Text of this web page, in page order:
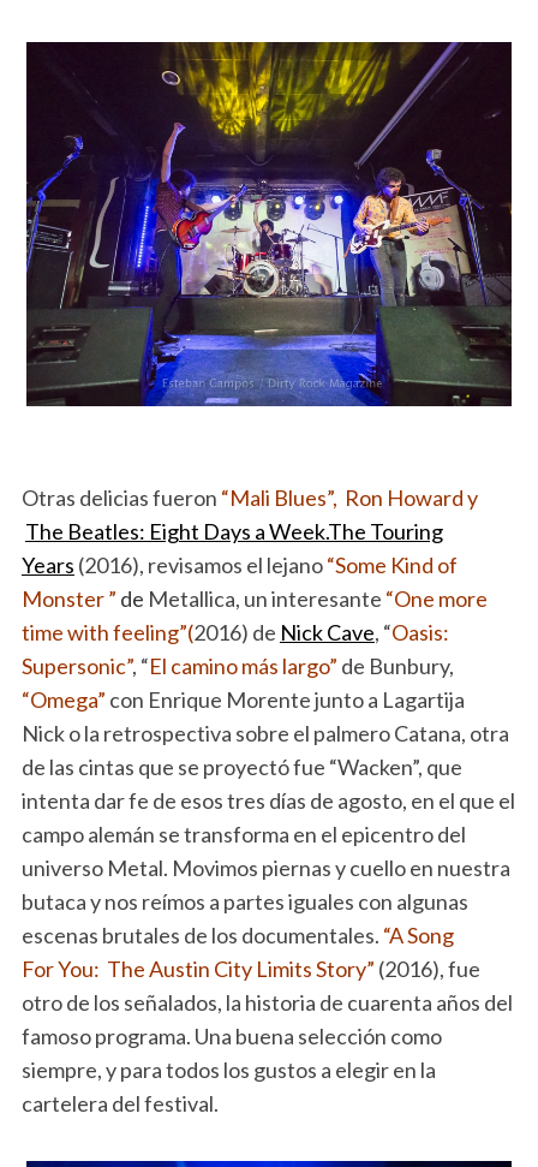
Otras delicias fueron “Mali Blues”, Ron Howard y
The Beatles: Eight Days a Week.The Touring
Years (2016), revisamos el lejano“Some Kind of
Monster ” de Metallica, un interesante “One more
time with feeling”(2016) de Nick Cave, “Oasis:
Supersonic”, “El camino más largo” de Bunbury,
“Omega” con Enrique Morente junto a Lagartija
Nick o la retrospectiva sobre el palmero Catana, otra
de las cintas que se proyectó fue “Wacken”, que
intenta dar fe de esos tres días de agosto, en el que el
campo alemán se transforma en el epicentro del
universo Metal. Movimos piernas y cuello en nuestra
butaca y nos reímos a partes iguales con algunas
escenas brutales de los documentales. “A Song
For You: The Austin City Limits Story” (2016), fue
otro de los señalados, la historia de cuarenta años del
famoso programa. Una buena selección como
siempre, y para todos los gustos a elegir en la
cartelera del festival.